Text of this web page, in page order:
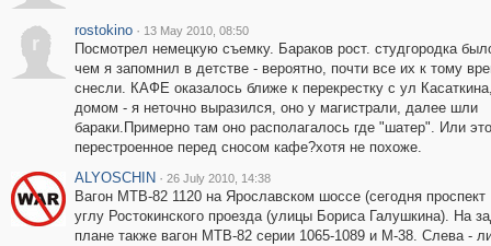
r
rostokino · 13 May 2010, 08:50
Посмотрел немецкую съемку. Бараков рост. студгородка
чем я запомнил в детстве - вероятно, почти все их к тому
снесли. КАФЕ оказалось ближе к перекрестку с ул
домом - я неточно выразился, оно у магистрали, далее шли
бараки.Примерно там оно располагалось где "шатер". Или это
перестроенное перед сносом кафе?хотя не похоже.
ALYOSCHIN · 26 July 2010, 14:38
Вагон МТВ-82 1120 на Ярославском шоссе (сегодня
углу Ростокинского проезда (улицы Бориса Галушкина). На
плане также вагон МТВ-82 серии 1065-1089 и М-38. Слева -